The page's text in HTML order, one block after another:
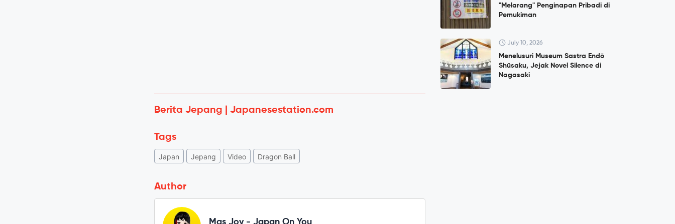
Berita Jepang | Japanesestation.com
Tags
Japan Jepang Video Dragon Ball
Author
Mas Joy - Japan On You
"Melarang" Penginapan Pribadi di
Pemukiman
July 10, 2026
Menelusuri Museum Sastra Endō
Shūsaku, Jejak Novel Silence di
Nagasaki